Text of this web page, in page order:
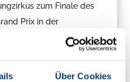
Über Cookies
zum Finale des
Prix in der
in Klingenthal. Der